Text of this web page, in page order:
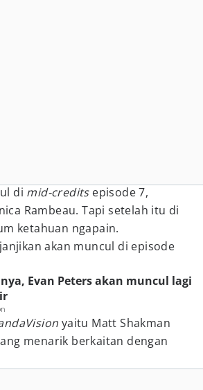
di mid-credits episode 7,
Rambeau. Tapi setelah itu di
ketahuan ngapain.
akan muncul di episode
Evan Peters akan muncul lagi
yaitu Matt Shakman
menarik berkaitan dengan